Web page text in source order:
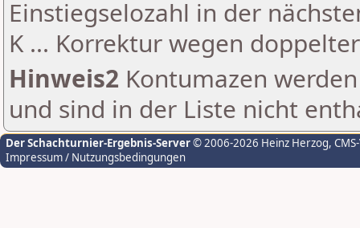
Einstiegselozahl in der
K ... Korrektur wegen
Hinweis2 Kontumazen
und sind in der Liste nicht
Der Schachturnier-Ergebnis-Server© 2006-2026 Heinz Herzog,
Impressum / Nutzungsbedingungen